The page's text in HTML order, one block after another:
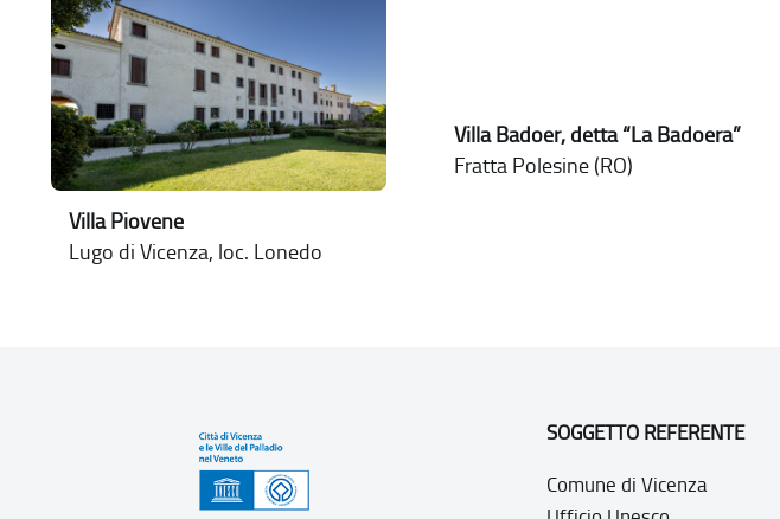
Villa Piovene
Lugo di Vicenza, loc. Lonedo
Villa Badoer, detta “La Badoera”
Fratta Polesine (RO)
SOGGETTO REFERENTE
Comune di Vicenza